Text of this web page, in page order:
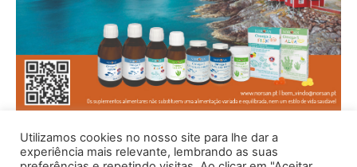
Utilizamos cookies no nosso site para lhe dar a
experiência mais relevante, lembrando as suas